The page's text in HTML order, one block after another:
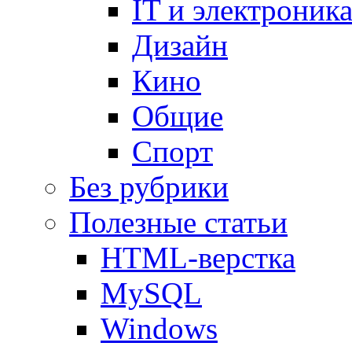
IT и электроника
Дизайн
Кино
Общие
Спорт
Без рубрики
Полезные статьи
HTML-верстка
MySQL
Windows